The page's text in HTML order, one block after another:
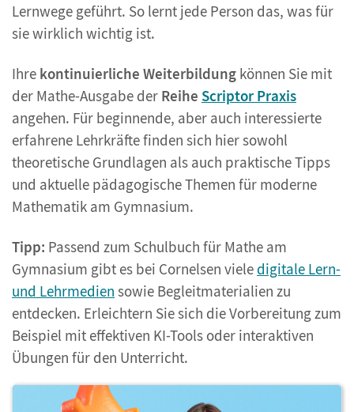
Lernwege geführt. So lernt jede Person das, was für
sie wirklich wichtig ist.
Ihre kontinuierliche Weiterbildung können Sie mit
der Mathe-Ausgabe der Reihe Scriptor Praxis
angehen. Für beginnende, aber auch interessierte
erfahrene Lehrkräfte finden sich hier sowohl
theoretische Grundlagen als auch praktische Tipps
und aktuelle pädagogische Themen für moderne
Mathematik am Gymnasium.
Tipp: Passend zum Schulbuch für Mathe am
Gymnasium gibt es bei Cornelsen viele digitale Lern-
und Lehrmedien sowie Begleitmaterialien zu
entdecken. Erleichtern Sie sich die Vorbereitung zum
Beispiel mit effektiven KI-Tools oder interaktiven
Übungen für den Unterricht.